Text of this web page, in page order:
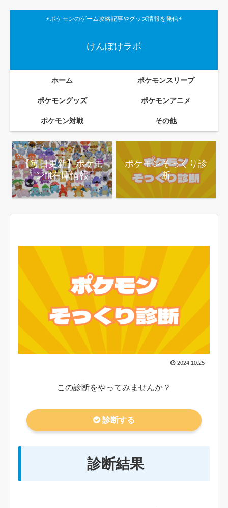
⚡ポケモンのゲーム攻略記事やグッズ情報を発信⚡
けんぽけラボ
ホーム ポケモンスリープ
ポケモングッズ ポケモンアニメ
ポケモン対戦 その他
【毎日更新】ポケモ
ンfit在庫情報
ポケモンそっくり診
断
2024.10.25
この診断をやってみませんか？
診断する
診断結果